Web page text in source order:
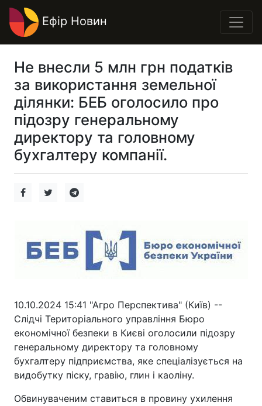
Ефір Новин
Не внесли 5 млн грн податків
за використання земельної
ділянки: БЕБ оголосило про
підозру генеральному
директору та головному
бухгалтеру компанії.
10.10.2024 15:41 "Агро Перспектива" (Київ) --
Слідчі Територіального управління Бюро
економічної безпеки в Києві оголосили підозру
генеральному директору та головному
бухгалтеру підприємства, яке спеціалізується на
видобутку піску, гравію, глин і каоліну.
Обвинуваченим ставиться в провину ухилення